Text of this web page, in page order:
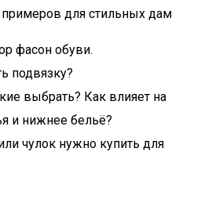
для стильных дам
фасон обуви.
подвязку?
выбрать? Как влияет на
и нижнее бельё?
чулок нужно купить для